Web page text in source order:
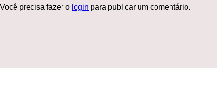
Você precisa fazer o login para publicar um comentário.